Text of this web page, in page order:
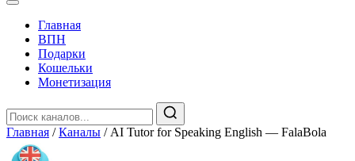
Главная
️ВПН
Подарки
Кошельки
Монетизация
Главная / Каналы / AI Tutor for Speaking English — FalaBola